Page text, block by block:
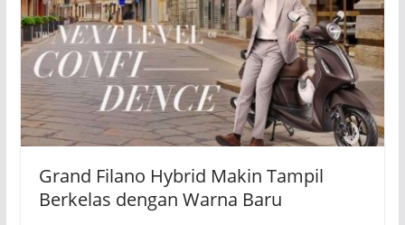
Grand Filano Hybrid Makin Tampil
Berkelas dengan Warna Baru